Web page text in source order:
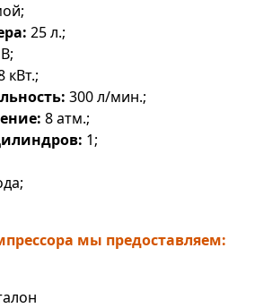
25 л.;
кВт.;
300 л/мин.;
8 атм.;
1;
мы предоставляем: